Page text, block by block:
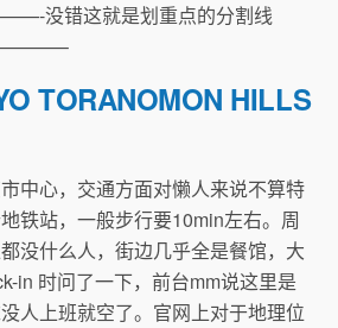
错这就是划重点的分割线
TORANOMON HILLS
中心，交通方面对懒人来说不算特
铁站，一般步行要10min左右。周
没什么人，街边几乎全是餐馆，大
in 时问了一下，前台mm说这里是
人上班就空了。官网上对于地理位